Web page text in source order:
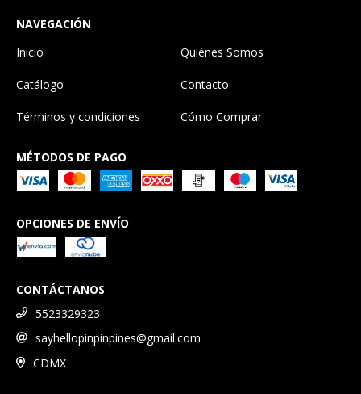
NAVEGACIÓN
Inicio
Quiénes Somos
Catálogo Contacto
Términos y condiciones Cómo Comprar
MÉTODOS DE PAGO
OPCIONES DE ENVÍO
CONTÁCTANOS
5523329323
sayhellopinpinpines@gmail.com
CDMX